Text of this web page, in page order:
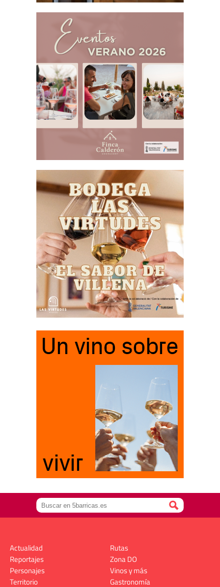
Actualidad
Reportajes
Personajes
Territorio
Rutas
Zona DO
Vinos y más
Gastronomía